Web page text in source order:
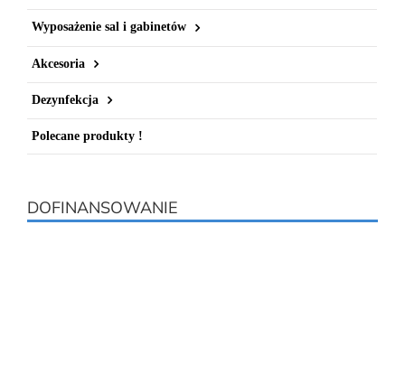
Wyposażenie sal i gabinetów
Akcesoria
Dezynfekcja
Polecane produkty !
DOFINANSOWANIE